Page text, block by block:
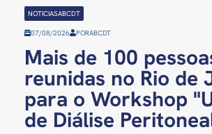
NOTICIASABCDT
07/08/2026 PORABCDT
Mais de 100
reunidas no Rio de
para o Workshop
de Diálise